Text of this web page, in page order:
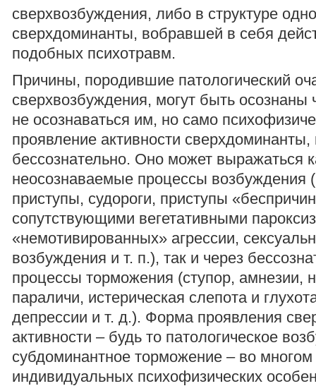
сверхвозбуждения, либо в структуре
сверхдоминанты, вобравшей в себя
подобных психотравм.
Причины, породившие патологический
сверхвозбуждения, могут быть осознаны
не осознаваться им, но само
проявление активности сверхдоминанты,
бессознательно. Оно может выражаться
неосознаваемые процессы возбуждения
приступы, судороги, приступы
сопутствующими вегетативными
«немотивированных» агрессии,
возбуждения и т. п.), так и через
процессы торможения (ступор, амнезии,
параличи, истерическая слепота и
депрессии и т. д.). Форма проявления
активности – будь то патологическое
субдоминантное торможение – во многом
индивидуальных психофизических